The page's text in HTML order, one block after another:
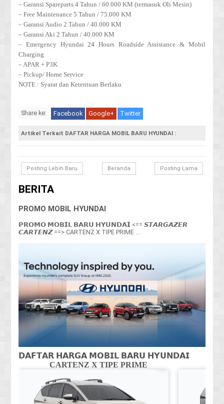
– Garansi Spareparts 4 Tahun / 60.000 KM (termasuk Oli Mesin)
– Free Maintenance 5 Tahun / 75.000 KM
– Garansi Audio 2 Tahun / 40.000 KM
– Garansi Aki 2 Tahun / 40.000 KM
– Emergency Hyundai 24 Hours Roadside Assistance & Mobil
Charging
– APAR + P3K
– Pickup/ Home Service
NOTE : Syarat dan Ketentuan Berlaku
Share ke: Facebook Google+ Twitter
Artikel Terkait DAFTAR HARGA MOBIL BARU HYUNDAI :
Posting Lebih Baru Posting Lama
Beranda
BERITA
PROMO MOBIL HYUNDAI
𝗣𝗥𝗢𝗠𝗢 𝗠𝗢𝗕𝗜𝗟 𝗕𝗔𝗥𝗨 𝗛𝗬𝗨𝗡𝗗𝗔𝗜 <== 𝙎𝙏𝘼𝙍𝙂𝘼𝙕𝙀𝙍
𝘾𝘼𝙍𝙏𝙀𝙉𝙕 ==> CARTENZ X TIPE PRIME ...
𝗗𝗔𝗙𝗧𝗔𝗥 𝗛𝗔𝗥𝗚𝗔 𝗠𝗢𝗕𝗜𝗟 𝗕𝗔𝗥𝗨 𝗛𝗬𝗨𝗡𝗗𝗔𝗜
CARTENZ X TIPE PRIME